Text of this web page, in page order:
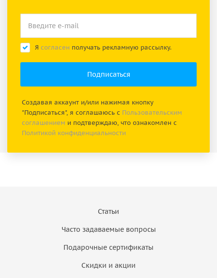
Я согласен получать рекламную рассылку.
Создавая аккаунт и/или нажимая кнопку
"Подписаться", я соглашаюсь с Пользовательским
соглашением и подтверждаю, что ознакомлен с
Политикой конфиденциальности
Статьи
Часто задаваемые вопросы
Подарочные сертификаты
Скидки и акции